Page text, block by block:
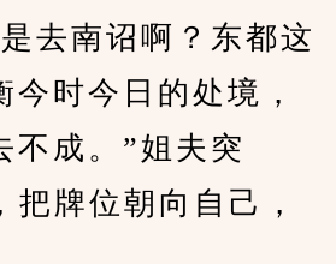
南诏啊？东都这
今时今日的处境，
不成。”姐夫突
把牌位朝向自己，